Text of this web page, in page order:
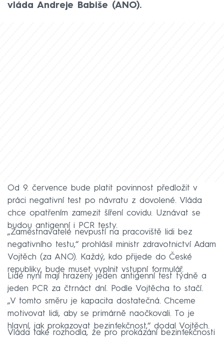
vláda Andreje Babiše (ANO).
Od 9. července bude platit povinnost předložit v
práci negativní test po návratu z dovolené. Vláda
chce opatřením zamezit šíření covidu. Uznávat se
budou antigenní i PCR testy.
„Zaměstnavatelé nevpustí na pracoviště lidi bez
negativního testu,“ prohlásil ministr zdravotnictví Adam
Vojtěch (za ANO). Každý, kdo přijede do České
republiky, bude muset vyplnit vstupní formulář.
Lidé nyní mají hrazený jeden antigenní test týdně a
jeden PCR za čtrnáct dní. Podle Vojtěcha to stačí.
„V tomto směru je kapacita dostatečná. Chceme
motivovat lidi, aby se primárně naočkovali. To je
hlavní, jak prokazovat bezinfekčnost,“ dodal Vojtěch.
Vláda také rozhodla, že pro prokázání bezinfekčnosti